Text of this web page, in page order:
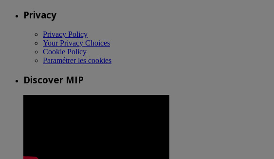
Privacy
Privacy Policy
Your Privacy Choices
Cookie Policy
Paramétrer les cookies
Discover MIP